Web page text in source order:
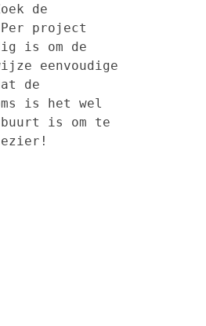
de
project
is om de
eenvoudige
de
is het wel
buurt is om te